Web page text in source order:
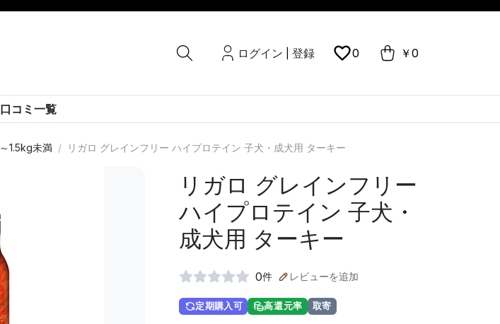
ログイン 登録 0 ￥0
口コミ一覧
～1.5kg未満 リガロ グレインフリー ハイプロテイン 子犬・成犬用 ターキー
リガロ グレインフリー
ハイプロテイン 子犬・
成犬用 ターキー
0件 レビューを追加
定期購入可 高還元率 取寄